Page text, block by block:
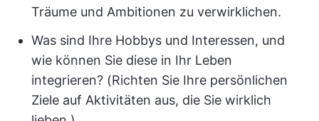
Träume und Ambitionen zu verwirklichen.
Was sind Ihre Hobbys und Interessen, und
wie können Sie diese in Ihr Leben
integrieren? (Richten Sie Ihre persönlichen
Ziele auf Aktivitäten aus, die Sie wirklich